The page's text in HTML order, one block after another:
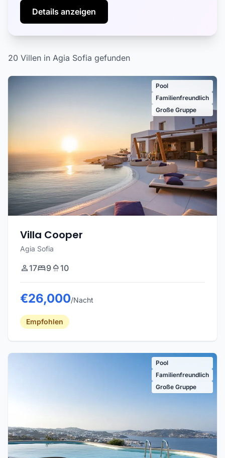
Details anzeigen
20 Villen in Agia Sofia gefunden
Pool
Familienfreundlich
Große Gruppe
Villa Cooper
Agia Sofia
17 9 10
€26,000/Nacht
Empfohlen
Pool
Familienfreundlich
Große Gruppe